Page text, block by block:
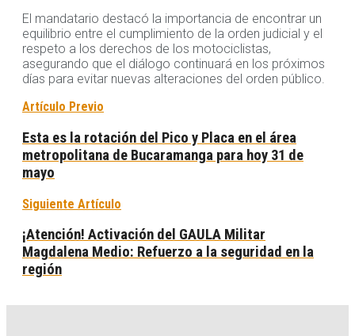
El mandatario destacó la importancia de encontrar un
equilibrio entre el cumplimiento de la orden judicial y el
respeto a los derechos de los motociclistas,
asegurando que el diálogo continuará en los próximos
días para evitar nuevas alteraciones del orden público.
Artículo Previo
Esta es la rotación del Pico y Placa en el área
metropolitana de Bucaramanga para hoy 31 de
mayo
Siguiente Artículo
¡Atención! Activación del GAULA Militar
Magdalena Medio: Refuerzo a la seguridad en la
región